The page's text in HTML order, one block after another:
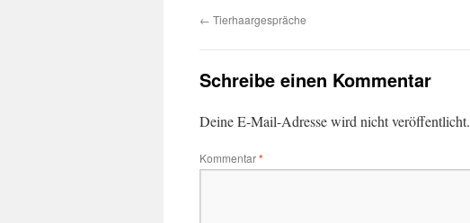
← Tierhaargespräche
Schreibe einen Kommentar
Deine E-Mail-Adresse wird nicht veröffentlicht.
Kommentar*